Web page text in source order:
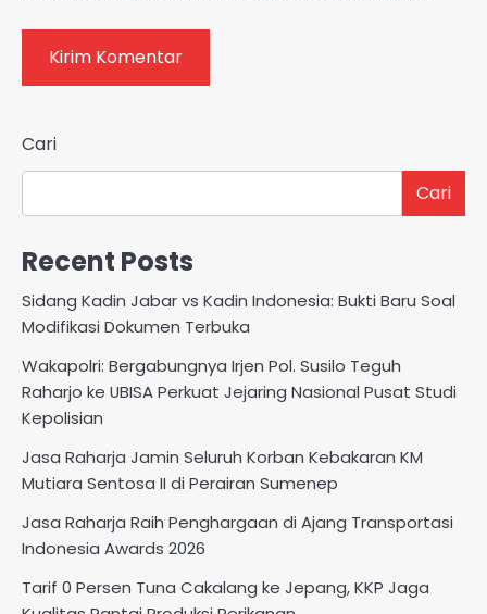
Cari
Cari
Recent Posts
Sidang Kadin Jabar vs Kadin Indonesia: Bukti Baru Soal
Modifikasi Dokumen Terbuka
Wakapolri: Bergabungnya Irjen Pol. Susilo Teguh
Raharjo ke UBISA Perkuat Jejaring Nasional Pusat Studi
Kepolisian
Jasa Raharja Jamin Seluruh Korban Kebakaran KM
Mutiara Sentosa II di Perairan Sumenep
Jasa Raharja Raih Penghargaan di Ajang Transportasi
Indonesia Awards 2026
Tarif 0 Persen Tuna Cakalang ke Jepang, KKP Jaga